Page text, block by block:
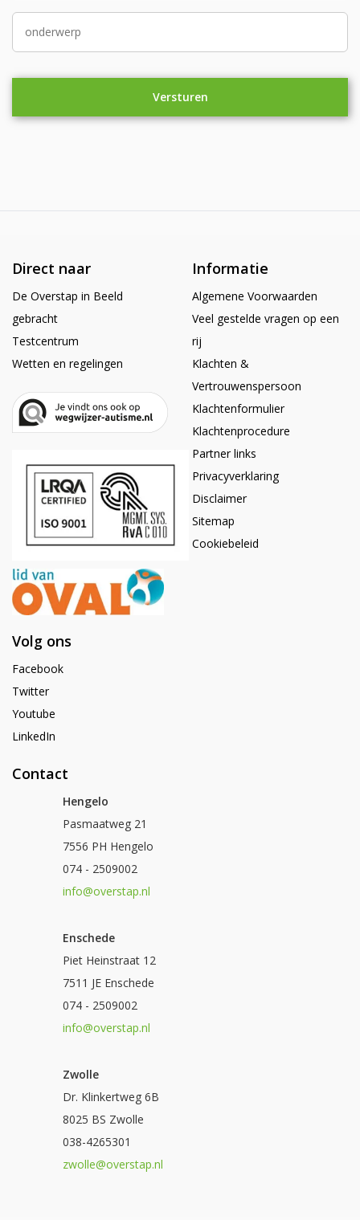
Direct naar
De Overstap in Beeld
gebracht
Testcentrum
Wetten en regelingen
Informatie
Algemene Voorwaarden
Veel gestelde vragen op een
rij
Klachten &
Vertrouwenspersoon
Klachtenformulier
Klachtenprocedure
Partner links
Privacyverklaring
Disclaimer
Sitemap
Cookiebeleid
Volg ons
Facebook
Twitter
Youtube
LinkedIn
Contact
Hengelo
Pasmaatweg 21
7556 PH Hengelo
074 - 2509002
info@overstap.nl
Enschede
Piet Heinstraat 12
7511 JE Enschede
074 - 2509002
info@overstap.nl
Zwolle
Dr. Klinkertweg 6B
8025 BS Zwolle
038-4265301
zwolle@overstap.nl